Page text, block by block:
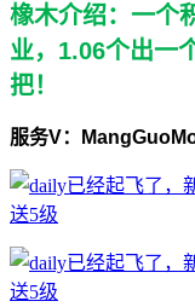
橡木介绍：一个
业，1.06个出一
把！
服务V：